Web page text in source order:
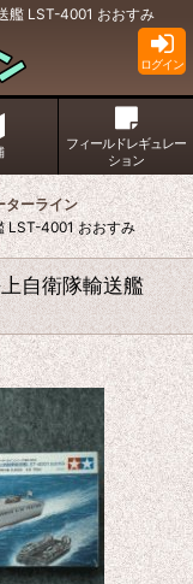
艦 LST-4001 おおすみ
ログイン
フィールドレギュレー
ション
ターライン
LST-4001 おおすみ
自衛隊輸送艦